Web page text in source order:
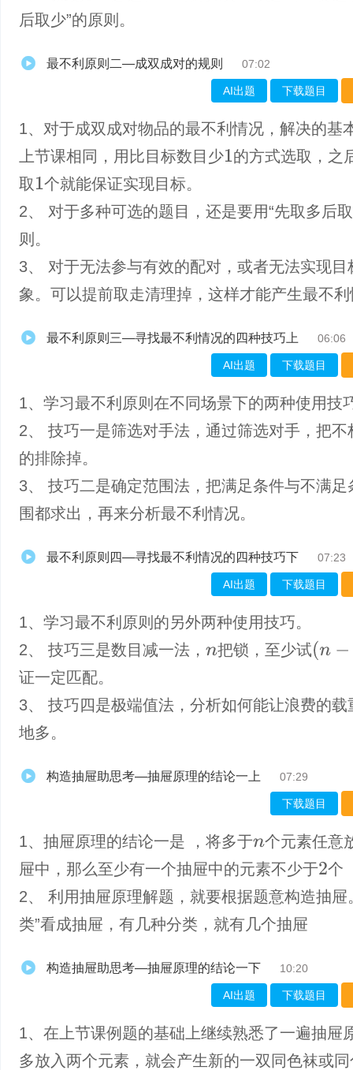
后取少”的原则。
最不利原则二—成双成对的规则 07:02
AI出题 下载题目
1、对于成双成对物品的最不利情况，解决的基
上节课相同，用比目标数目少1 的方式选取，之
取 1 个就能保证实现目标。
2、 对于多种可选的题目，还是要用“先取多后
则。
3、 对于无法参与有效的配对，或者无法实现目
象。可以提前取走清理掉，这样才能产生最不
最不利原则三—寻找最不利情况的四种技巧上 06:06
AI出题 下载题目
1、学习最不利原则在不同场景下的两种使用技
2、 技巧一是筛选对手法，通过筛选对手，把不
的排除掉。
3、 技巧二是确定范围法，把满足条件与不满足
围都求出，再来分析最不利情况。
最不利原则四—寻找最不利情况的四种技巧下 07:23
AI出题 下载题目
1、学习最不利原则的另外两种使用技巧。
2、 技巧三是数目减一法， n 把锁，至少试(n−1
证一定匹配。
3、 技巧四是极端值法，分析如何能让浪费的载
地多。
构造抽屉助思考—抽屉原理的结论一上 07:29
下载题目
1、抽屉原理的结论一是 ，将多于n 个元素任意
屉中，那么至少有一个抽屉中的元素不少于2 个
2、 利用抽屉原理解题，就要根据题意构造抽屉
类”看成抽屉，有几种分类，就有几个抽屉
构造抽屉助思考—抽屉原理的结论一下 10:20
AI出题 下载题目
1、在上节课例题的基础上继续熟悉了一遍抽屉
多放入两个元素，就会产生新的一双同色袜或